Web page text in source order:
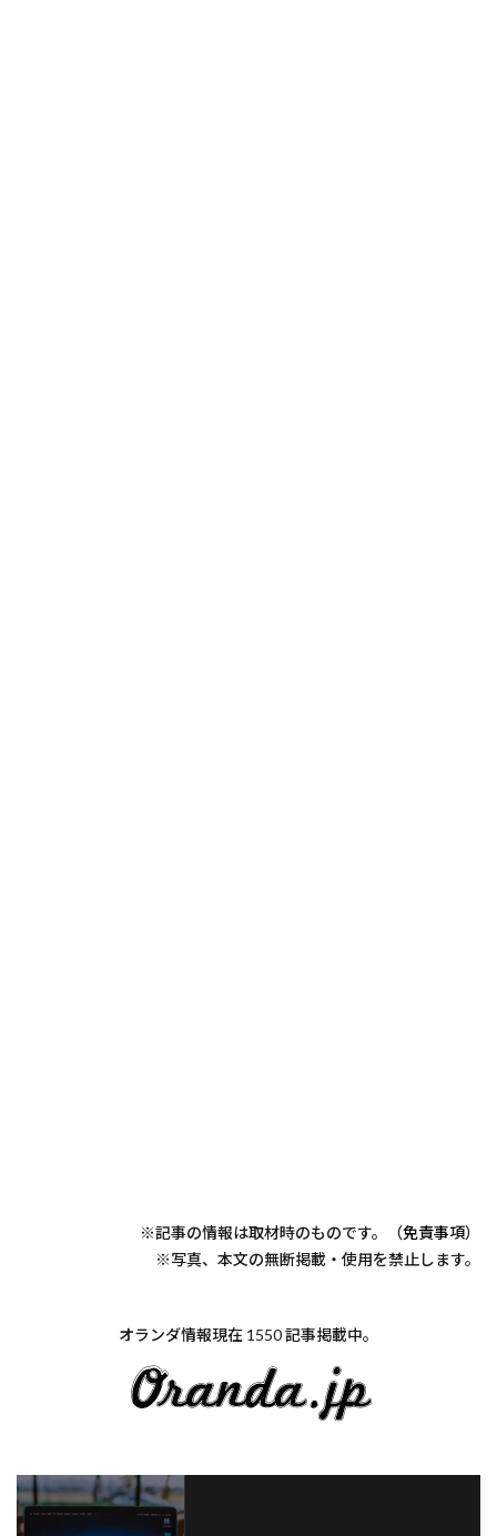
※記事の情報は取材時のものです。（免責事項）
※写真、本文の無断掲載・使用を禁止します。
オランダ情報現在 1550 記事掲載中。